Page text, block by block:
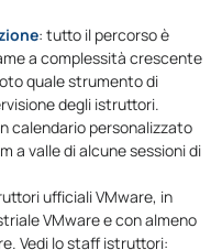
: tutto il percorso è
a complessità crescente
quale strumento di
degli istruttori.
calendario personalizzato
a valle di alcune sessioni di
ufficiali VMware, in
VMware e con almeno
Vedi lo staff istruttori: